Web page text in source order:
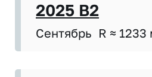
2025 B2
Сентябрь R ≈